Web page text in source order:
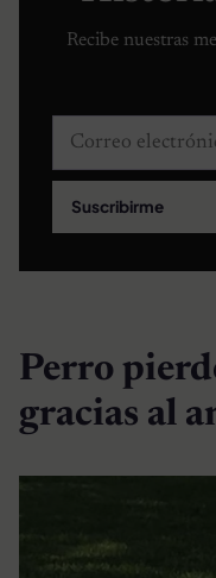
Recibe nuestras
Correo electrónico
Suscribirme
Perro
gracias al